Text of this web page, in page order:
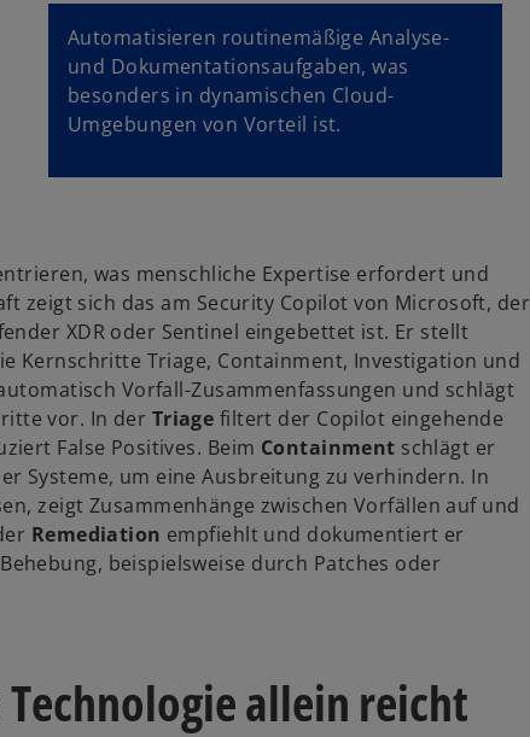
Automatisieren routinemäßige Analyse-
und Dokumentationsaufgaben, was
besonders in dynamischen Cloud-
Umgebungen von Vorteil ist.
was menschliche Expertise erfordert und
zeigt sich das am Security Copilot von Microsoft, der
XDR oder Sentinel eingebettet ist. Er stellt
Kernschritte Triage, Containment, Investigation und
Vorfall-Zusammenfassungen und schlägt
vor. In der Triage filtert der Copilot eingehende
False Positives. Beim Containment schlägt er
Systeme, um eine Ausbreitung zu verhindern. In
zeigt Zusammenhänge zwischen Vorfällen auf und
Remediation empfiehlt und dokumentiert er
beispielsweise durch Patches oder
allein reicht